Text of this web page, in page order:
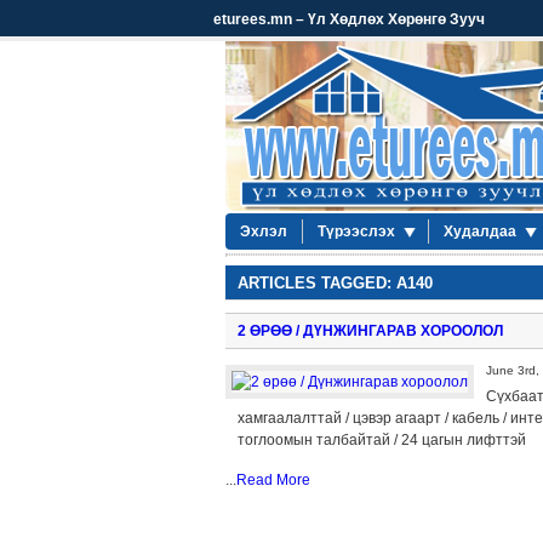
eturees.mn – Үл Хөдлөх Хөрөнгө Зууч
Эхлэл Түрээслэх Худалдаа
ARTICLES TAGGED: A140
2 ӨРӨӨ / ДҮНЖИНГАРАВ ХОРООЛОЛ
June 3rd,
хамгаалалттай / цэвэр агаарт / кабель /
тоглоомын талбайтай / 24 цагын лифттэй
...Read More